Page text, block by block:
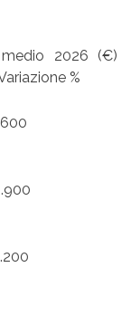
2026 (€)
%
– 1.600
– 1.900
– 2.200